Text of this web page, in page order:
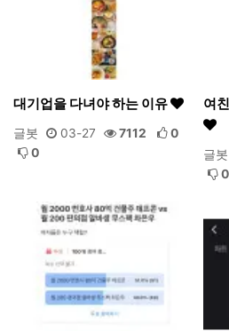
대기업을 다녀야 하는 이유
글봇 03-27 7112
0
0
여
글봇
0